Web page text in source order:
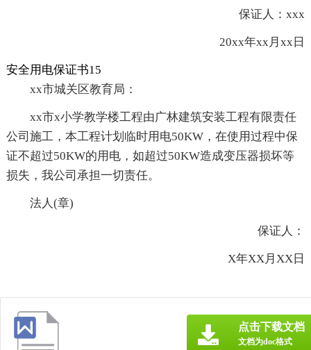
保证人：xxx
20xx年xx月xx日
安全用电保证书15
xx市城关区教育局：
xx市x小学教学楼工程由广林建筑安装工程有限责任
公司施工，本工程计划临时用电50KW，在使用过程中保
证不超过50KW的用电，如超过50KW造成变压器损坏等
损失，我公司承担一切责任。
法人(章)
保证人：
X年XX月XX日
点击下载文档
文档为doc格式